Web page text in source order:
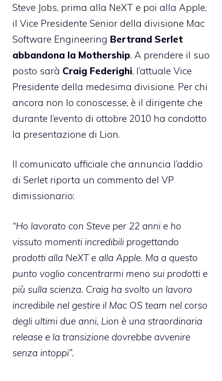
Steve Jobs, prima alla NeXT e poi alla Apple,
il Vice Presidente Senior della divisione Mac
Software Engineering Bertrand Serlet
abbandona la Mothership. A prendere il suo
posto sarà Craig Federighi, l’attuale Vice
Presidente della medesima divisione. Per chi
ancora non lo conoscesse, è il dirigente che
durante l’evento di ottobre 2010 ha condotto
la presentazione di Lion.
Il comunicato ufficiale che annuncia l’addio
di Serlet riporta un commento del VP
dimissionario:
“Ho lavorato con Steve per 22 anni e ho
vissuto momenti incredibili progettando
prodotti alla NeXT e alla Apple. Ma a questo
punto voglio concentrarmi meno sui prodotti e
più sulla scienza. Craig ha svolto un lavoro
incredibile nel gestire il Mac OS team nel corso
degli ultimi due anni, Lion è una straordinaria
release e la transizione dovrebbe avvenire
senza intoppi”.